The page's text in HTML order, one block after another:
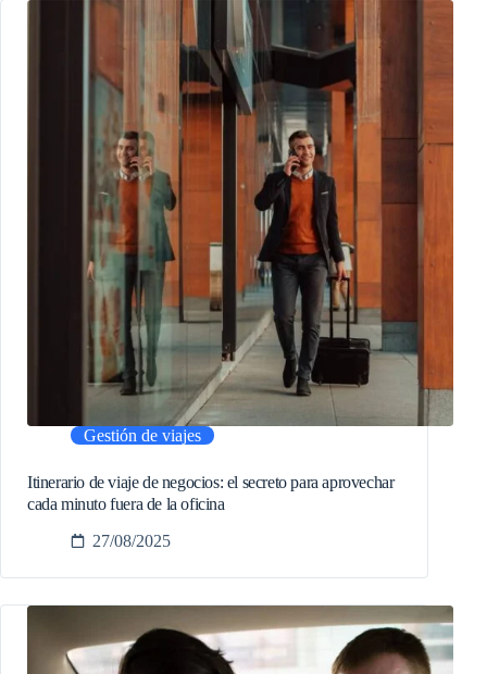
Gestión de viajes
Itinerario de viaje de negocios: el secreto para aprovechar
cada minuto fuera de la oficina
27/08/2025